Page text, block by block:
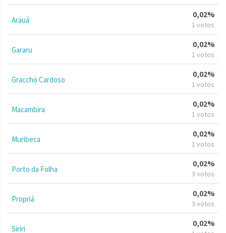
Arauá
0,02%
1 votos
Gararu
0,02%
1 votos
Graccho Cardoso
0,02%
1 votos
Macambira
0,02%
1 votos
Muribeca
0,02%
1 votos
Porto da Folha
0,02%
3 votos
Propriá
0,02%
3 votos
Siriri
0,02%